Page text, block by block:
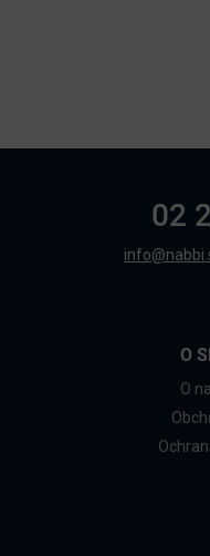
02
O
O